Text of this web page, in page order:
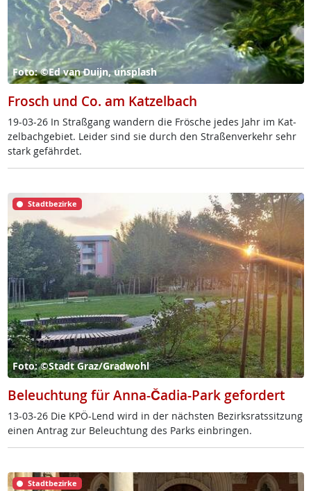
Foto: ©Ed van Duijn, unsplash
Frosch und Co. am Katzelbach
19-03-26 In Straß­gang wan­dern die Frö­sche je­des Jahr im Kat­
zel­bach­ge­biet. Lei­der sind sie durch den Stra­ßen­ver­kehr sehr
stark ge­fähr­det.
Stadtbezirke
Foto: ©Stadt Graz/Gradwohl
Beleuchtung für Anna-Čadia-Park gefordert
13-03-26 Die KPÖ-Lend wird in der nächs­ten Be­zirks­rats­sit­zung
ei­nen An­trag zur Be­leuch­tung des Parks ein­brin­gen.
Stadtbezirke